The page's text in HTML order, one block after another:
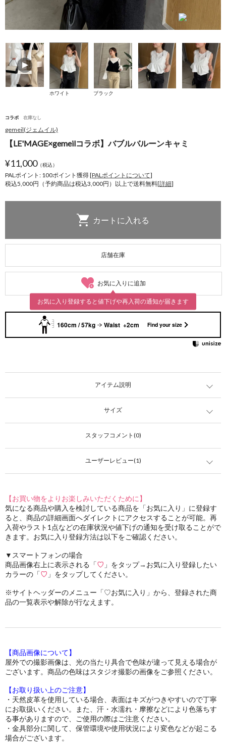
ホワイト ブラック
コラボ 在庫なし
gemeil(ジェムイル)
【LE'MAGE×gemeilコラボ】バブルバルーンキャミ
¥11,000（税込）
PALポイント: 100ポイント獲得 [PALポイントについて]
税込5,000円（予約商品は税込3,000円）以上で送料無料[詳細]
店舗在庫
お気に入りに追加
お気に入り登録すると値下げや再入荷の通知が届きます
160cm / 57kg Waist +2cm Find your size
アイテム説明
サイズ
スタッフコメント(0)
ユーザーレビュー(1)
【お買い物をよりお楽しみいただくために】
気になる商品や購入を検討している商品を「お気に入り」に登録す
ると、商品の詳細画面へダイレクトにアクセスすることが可能。再
入荷やラスト1点などの在庫状況や値下げの通知を受け取ることがで
きます。お気に入り登録方法は以下をご確認ください。
▼スマートフォンの場合
商品画像右上に表示される「♡ 」をタップ→お気に入り登録したい
カラーの「♡ 」をタップしてください。
※サイトヘッダーのメニュー「♡お気に入り」から、登録された商
品の一覧表示や解除が行なえます。
【商品画像について】
屋外での撮影画像は、光の当たり具合で色味が違って見える場合が
ございます。商品の色味はスタジオ撮影の画像をご参照ください。
【お取り扱い上のご注意】
・天然皮革を使用している場合、表面はキズがつきやすいので丁寧
にお取扱いください。また、汗・水濡れ・摩擦などにより色落ちす
る事がありますので、ご使用の際はご注意ください。
・金具部分に関して、保管環境や使用状況により変色などが起こる
場合がございます。